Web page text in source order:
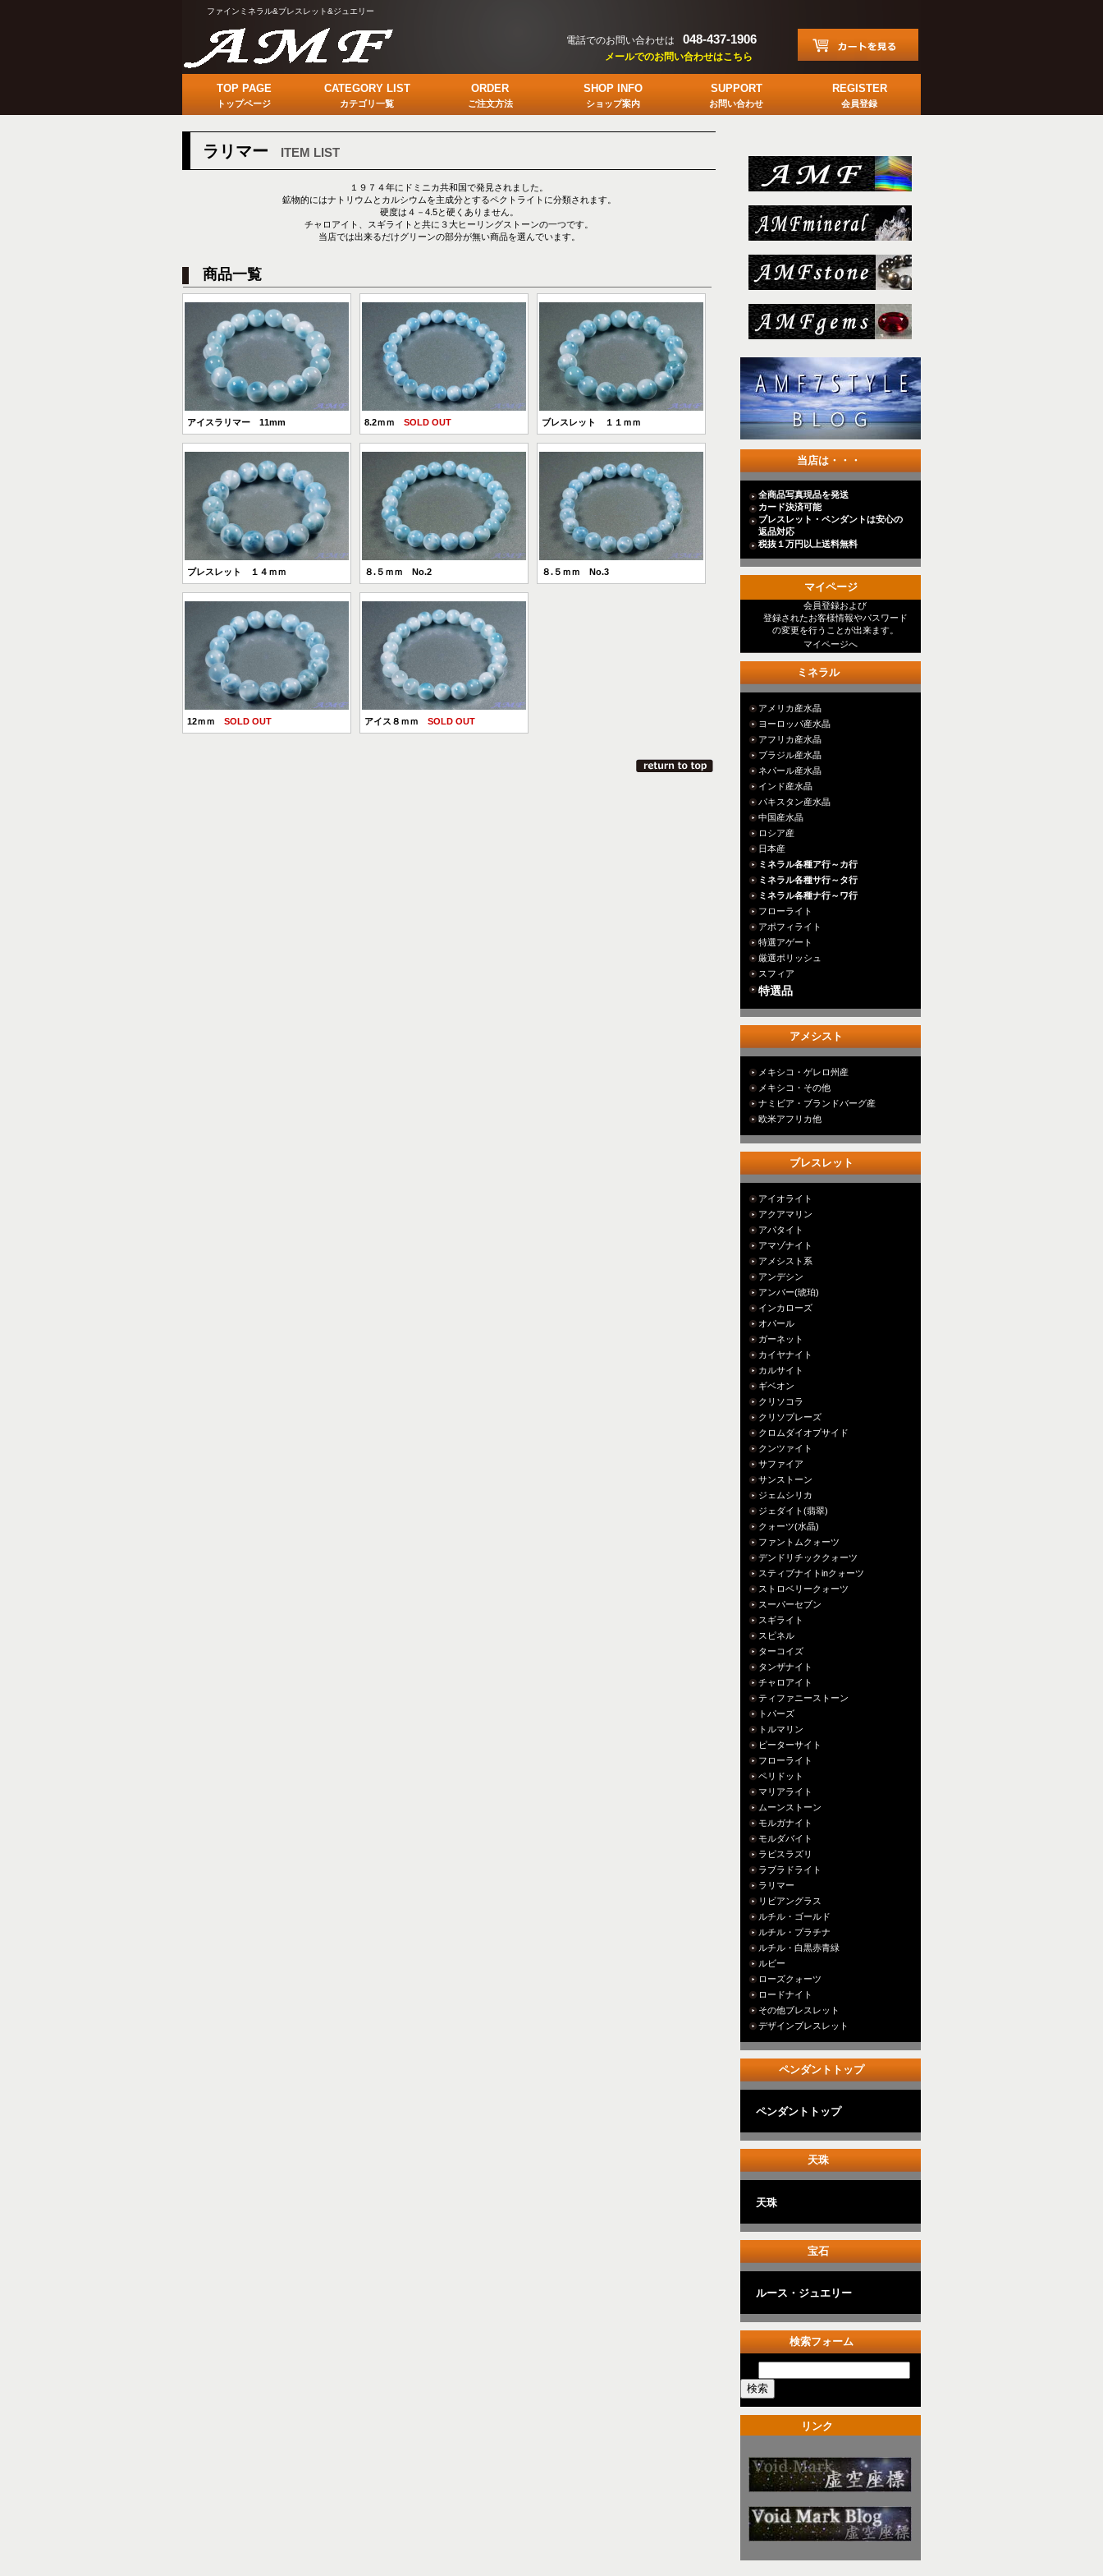
ファインミネラル&ブレスレット&ジュエリー
電話でのお問い合わせは 048-437-1906
メールでのお問い合わせはこちら
ラリマー ITEM LIST
１９７４年にドミニカ共和国で発見されました。
鉱物的にはナトリウムとカルシウムを主成分とするペクトライトに分類されます。
硬度は４－4.5と硬くありません。
チャロアイト、スギライトと共に３大ヒーリングストーンの一つです。
当店では出来るだけグリーンの部分が無い商品を選んでいます。
商品一覧
アイスラリマー 11mm 8.2ｍｍ SOLD OUT ブレスレット １１ｍｍ
ブレスレット １４ｍｍ ８.５ｍｍ No.2 ８.５ｍｍ No.3
12ｍｍ SOLD OUT アイス８ｍｍ SOLD OUT
TOP PAGE
トップページ
CATEGORY LIST
カテゴリ一覧
ORDER
ご注文方法
SHOP INFO
ショップ案内
SUPPORT
お問い合わせ
REGISTER
会員登録
当店は・・・
全商品写真現品を発送
カード決済可能
ブレスレット・ペンダントは安心の
返品対応
税抜１万円以上送料無料
マイページ
会員登録および
登録されたお客様情報やパスワード
の変更を行うことが出来ます。
マイページへ
ミネラル
アメリカ産水晶
ヨーロッパ産水晶
アフリカ産水晶
ブラジル産水晶
ネパール産水晶
インド産水晶
パキスタン産水晶
中国産水晶
ロシア産
日本産
ミネラル各種ア行～カ行
ミネラル各種サ行～タ行
ミネラル各種ナ行～ワ行
フローライト
アポフィライト
特選アゲート
厳選ポリッシュ
スフィア
特選品
アメシスト
メキシコ・ゲレロ州産
メキシコ・その他
ナミビア・ブランドバーグ産
欧米アフリカ他
ブレスレット
アイオライト
アクアマリン
アパタイト
アマゾナイト
アメシスト系
アンデシン
アンバー(琥珀)
インカローズ
オパール
ガーネット
カイヤナイト
カルサイト
ギベオン
クリソコラ
クリソプレーズ
クロムダイオプサイド
クンツァイト
サファイア
サンストーン
ジェムシリカ
ジェダイト(翡翠)
クォーツ(水晶)
ファントムクォーツ
デンドリチッククォーツ
スティブナイトinクォーツ
ストロベリークォーツ
スーパーセブン
スギライト
スピネル
ターコイズ
タンザナイト
チャロアイト
ティファニーストーン
トパーズ
トルマリン
ピーターサイト
フローライト
ペリドット
マリアライト
ムーンストーン
モルガナイト
モルダバイト
ラピスラズリ
ラブラドライト
ラリマー
リビアングラス
ルチル・ゴールド
ルチル・プラチナ
ルチル・白黒赤青緑
ルビー
ローズクォーツ
ロードナイト
その他ブレスレット
デザインブレスレット
ペンダントトップ
ペンダントトップ
天珠
天珠
宝石
ルース・ジュエリー
検索フォーム
リンク